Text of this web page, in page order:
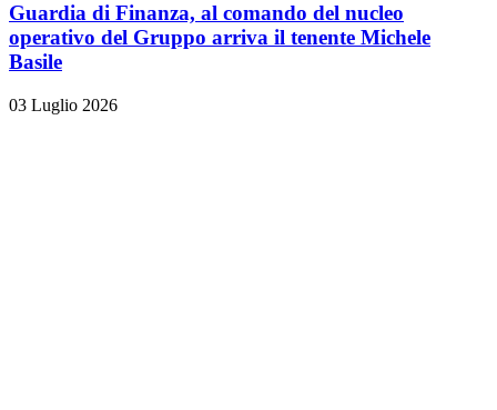
Guardia di Finanza, al comando del nucleo
operativo del Gruppo arriva il tenente Michele
Basile
03 Luglio 2026